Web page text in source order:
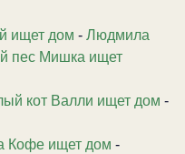
ищет дом - Людмила
пес Мишка ищет
кот Валли ищет дом -
Кофе ищет дом -